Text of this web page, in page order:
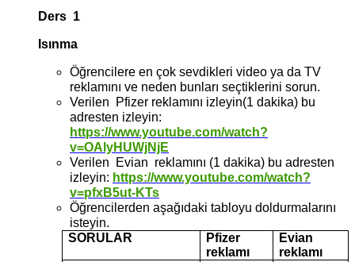
Ders 1
Isınma
Öğrencilere en çok sevdikleri video ya da TV
reklamını ve neden bunları seçtiklerini sorun.
Verilen Pfizer reklamını izleyin(1 dakika) bu
adresten izleyin:
https://www.youtube.com/watch?
v=OAlyHUWjNjE
Verilen Evian reklamını (1 dakika) bu adresten
izleyin: https://www.youtube.com/watch?
v=pfxB5ut-KTs
Öğrencilerden aşağıdaki tabloyu doldurmalarını
isteyin.
SORULAR
Pfizer
reklamı
Evian
reklamı